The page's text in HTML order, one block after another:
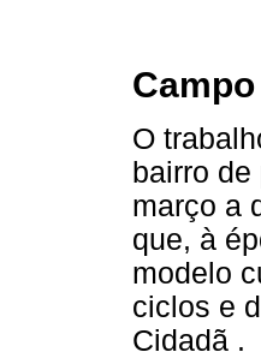
O
bairro
março a
que, à
modelo
ciclos e
Cidadã .